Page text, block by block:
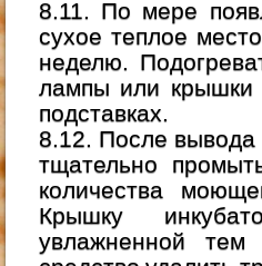
8.11. По мере
сухое теплое
неделю.
лампы или крышки
подставках.
8.12. После вывода
тщательно
количества
Крышку
увлажненной